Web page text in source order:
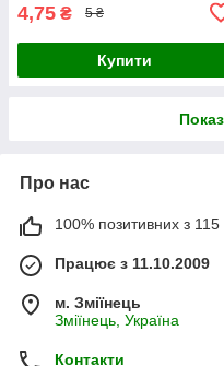
4,75 ₴ 5 ₴
Купити
Про нас
100% позитивних з 115
Працює з 11.10.2009
м. Зміїнець
Зміїнець, Україна
Контакти